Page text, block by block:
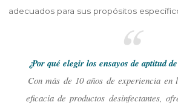
adecuados para sus propósitos
¿Por qué elegir los ensayos de aptitud
Con más de 10 años de experiencia en
eficacia de productos desinfectantes,